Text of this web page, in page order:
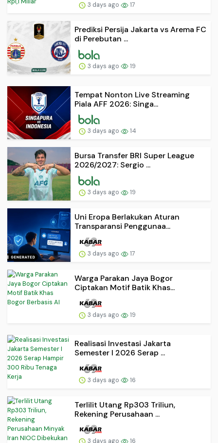
3 days ago 17
Prediksi Persija Jakarta vs Arema FC
di Perebutan ...
3 days ago 19
Tempat Nonton Live Streaming
Piala AFF 2026: Singa...
3 days ago 14
Bursa Transfer BRI Super League
2026/2027: Sergio ...
3 days ago 19
Uni Eropa Berlakukan Aturan
Transparansi Penggunaa...
3 days ago 17
Warga Parakan Jaya Bogor
Ciptakan Motif Batik Khas...
3 days ago 19
Realisasi Investasi Jakarta
Semester I 2026 Serap ...
3 days ago 16
Terlilit Utang Rp303 Triliun,
Rekening Perusahaan ...
3 days ago 16